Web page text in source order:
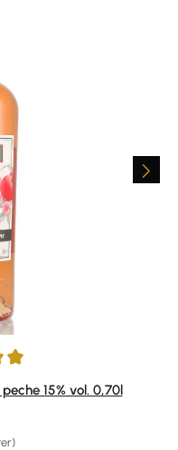
von 5 Sternen
15% vol. 0,70l
Preis: